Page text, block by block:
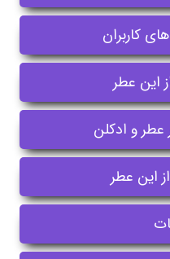
کاربران
این عطر
عطر و ادکلن
این عطر